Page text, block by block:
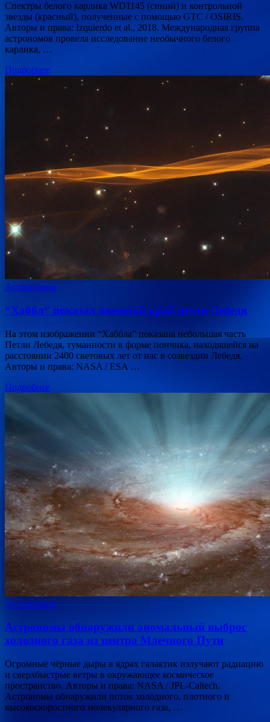
Спектры белого карлика WD1145 (синий) и контрольной
звезды (красный), полученные с помощью GTC / OSIRIS.
Авторы и права: Izquierdo et al., 2018. Международная группа
астрономов провела исследование необычного белого
карлика, …
Подробнее
Астрономия
“Хаббл” показал внешний край петли Лебедя
На этом изображении “Хаббла” показана небольшая часть
Петли Лебедя, туманности в форме пончика, находящейся на
расстоянии 2400 световых лет от нас в созвездии Лебедя.
Авторы и права: NASA / ESA …
Подробнее
Астрономия
Астрономы обнаружили аномальный выброс
холодного газа из центра Млечного Пути
Огромные чёрные дыры в ядрах галактик излучают радиацию
и сверхбыстрые ветры в окружающее космическое
пространство. Авторы и права: NASA / JPL-Caltech.
Астрономы обнаружили поток холодного, плотного и
высокоскоростного молекулярного газа, …